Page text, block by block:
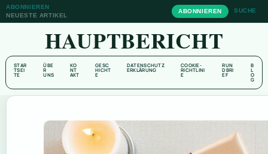
ABONNIEREN
NEUESTE ARTIKEL
ABONNIEREN SUCHE
HAUPTBERICHT
STAR
TSEI
TE
ÜBE
R
UNS
KO
NT
AKT
GESC
HICHT
E
DATENSCHUTZ
ERKLÄRUNG
COOKIE-
RICHTLINI
E
RUN
DBRI
EF
B
L
O
G